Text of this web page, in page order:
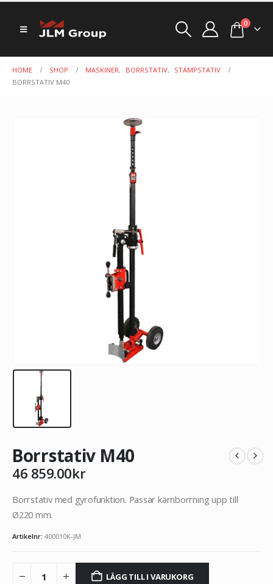
0
HOME SHOP MASKINER, BORRSTATIV,
STÄMPSTATIV
BORRSTATIV M40
Borrstativ M40
46 859.00kr
Borrstativ med gyrofunktion. Passar kärnborrning upp till
Ø220 mm.
Artikelnr: 400010K-JM
LÄGG TILL I VARUKORG